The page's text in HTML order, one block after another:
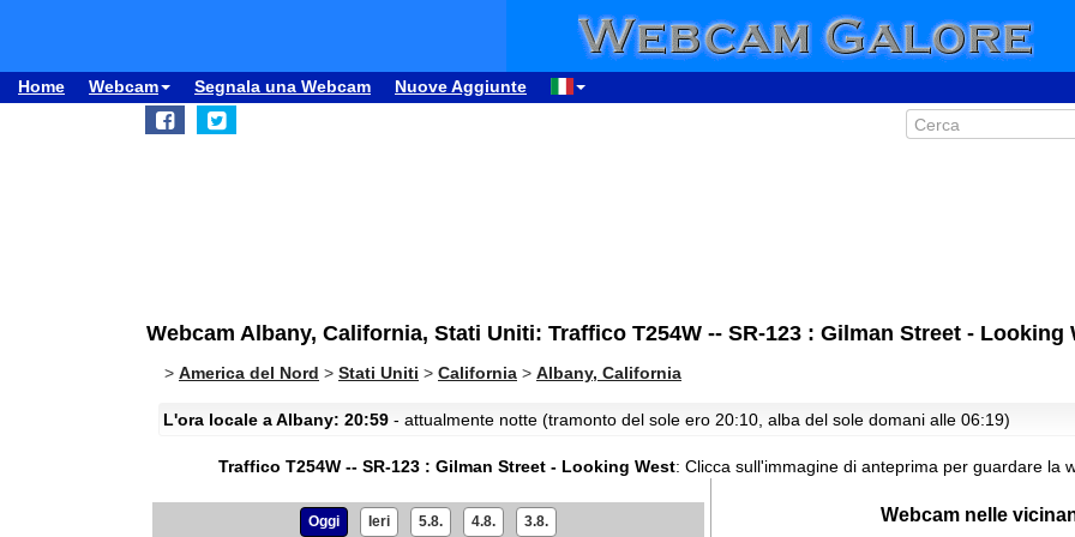
Home Webcam Segnala una Webcam Nuove Aggiunte
Webcam Albany, California, Stati Uniti: Traffico T254W -- SR-123 : Gilman Street - Looking
> America del Nord > Stati Uniti > California > Albany, California
L'ora locale a Albany: 20:59 - attualmente notte (tramonto del sole ero 20:10, alba del sole domani alle 06:19)
Traffico T254W -- SR-123 : Gilman Street - Looking West: Clicca sull'immagine di anteprima per guardare la
Oggi Ieri 5.8. 4.8. 3.8.
00:01
03:01
Webcam nelle